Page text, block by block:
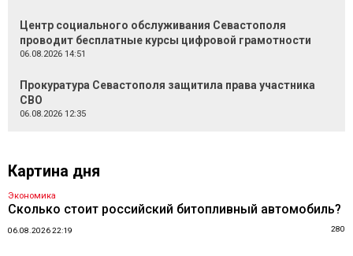
Центр социального обслуживания Севастополя
проводит бесплатные курсы цифровой грамотности
06.08.2026 14:51
Прокуратура Севастополя защитила права участника
СВО
06.08.2026 12:35
Картина дня
Экономика
Сколько стоит российский битопливный автомобиль?
06.08.2026 22:19 280